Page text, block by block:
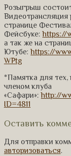
Розыгрыш
Видеотрансляция
странице
Фейсбуке:https://
а так же на
Ютубе:https://
WPtg
*Памятка для тех,
членом клуба
«Сафари»:http://
ID=4811
Оставить
Для отправки
авторизоваться.